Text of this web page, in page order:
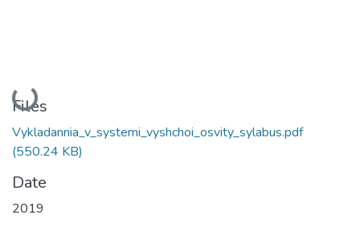
Loading...
Files
Vykladannia_v_systemi_vyshchoi_osvity_sylabus.pdf
(550.24 KB)
Date
2019